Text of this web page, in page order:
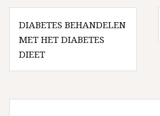
Bericht
navigatie
DIABETES BEHANDELEN
MET HET DIABETES
DIEET